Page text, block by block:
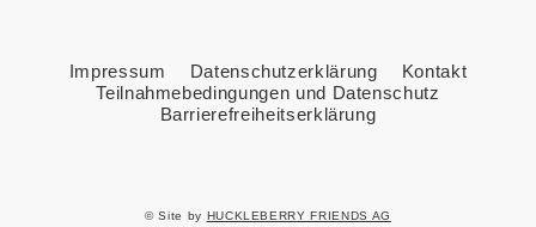
Impressum Datenschutzerklärung
Kontakt
Teilnahmebedingungen und Datenschutz
Barrierefreiheitserklärung
© Site by HUCKLEBERRY FRIENDS AG